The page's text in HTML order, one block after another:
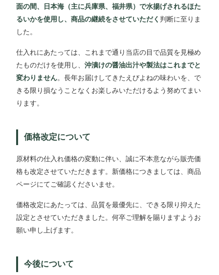
面の間、日本海（主に兵庫県、福井県）で水揚げされるほた
るいかを使用し、商品の継続をさせていただく 判断に至りま
した。
仕入れにあたっては、これまで通り当店の目で品質を見極め
たものだけを使用し、 沖漬けの醤油出汁や製法はこれまでと
変わりません。長年お届けしてきたえびよねの味わいを、で
きる限り損なうことなくお楽しみいただけるよう努めてまい
ります。
価格改定について
原材料の仕入れ価格の変動に伴い、誠に不本意ながら販売価
格も改定させていただきます。新価格につきましては、商品
ページにてご確認くださいませ。
価格改定にあたっては、品質を最優先に、できる限り抑えた
設定とさせていただきました。何卒ご理解を賜りますようお
願い申し上げます。
今後について